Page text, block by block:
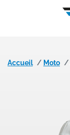
Accueil Moto